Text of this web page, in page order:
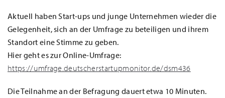
Aktuell haben Start-ups und junge Unternehmen wieder die
Gelegenheit, sich an der Umfrage zu beteiligen und ihrem
Standort eine Stimme zu geben.
Hier geht es zur Online-Umfrage:
https://umfrage.deutscherstartupmonitor.de/dsm436
Die Teilnahme an der Befragung dauert etwa 10 Minuten.